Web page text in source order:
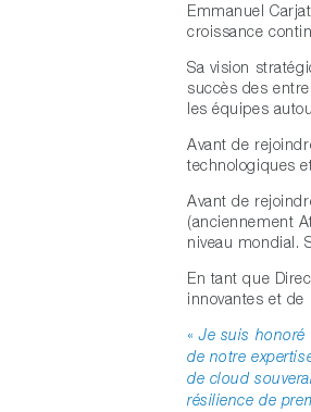
Emmanuel
croissance
Sa vision
succès des
les équipes
Avant de
technologiques
Avant de
(anciennement
niveau mondial.
En tant que
innovantes et
«Je suis honoré
de notre
de cloud
résilience de